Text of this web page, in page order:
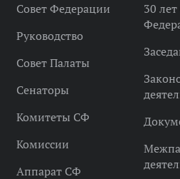
Совет Федерации
Руководство
Совет Палаты
Сенаторы
Комитеты СФ
Комиссии
Аппарат СФ
30